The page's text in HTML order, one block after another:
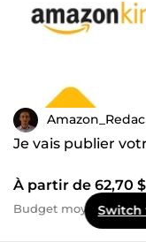
Amazon_Redac
Je vais publier
À partir de 62,70
Budget moyen : 80,90
Switch